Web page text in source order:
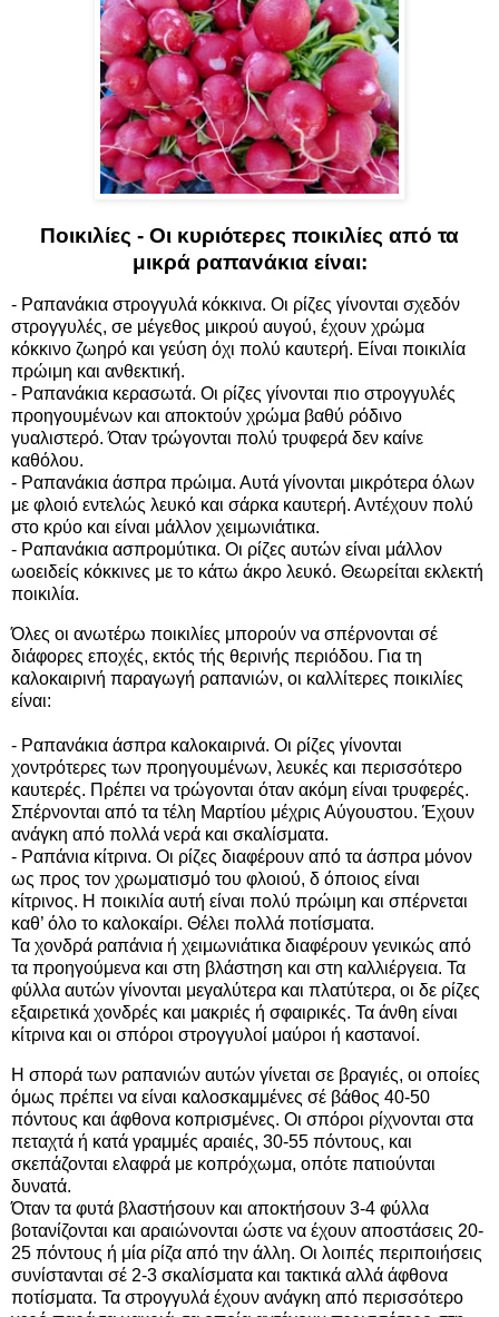
Ποικιλίες - Οι κυριότερες ποικιλίες από τα
μικρά ραπανάκια είναι:
- Ραπανάκια στρογγυλά κόκκινα. Οι ρίζες γίνονται σχεδόν
στρογγυλές, σe μέγεθος μικρού αυγού, έχουν χρώμα
κόκκινο ζωηρό και γεύση όχι πολύ καυτερή. Είναι ποικιλία
πρώιμη και ανθεκτική.
- Ραπανάκια κερασωτά. Οι ρίζες γίνονται πιο στρογγυλές
προηγουμένων και αποκτούν χρώμα βαθύ ρόδινο
γυαλιστερό. Όταν τρώγονται πολύ τρυφερά δεν καίνε
καθόλου.
- Ραπανάκια άσπρα πρώιμα. Αυτά γίνονται μικρότερα όλων
με φλοιό εντελώς λευκό και σάρκα καυτερή. Αντέχουν πολύ
στο κρύο και είναι μάλλον χειμωνιάτικα.
- Ραπανάκια ασπρομύτικα. Οι ρίζες αυτών είναι μάλλον
ωοειδείς κόκκινες με το κάτω άκρο λευκό. Θεωρείται εκλεκτή
ποικιλία.
Όλες οι ανωτέρω ποικιλίες μπορούν να σπέρνονται σέ
διάφορες εποχές, εκτός τής θερινής περιόδου. Για τη
καλοκαιρινή παραγωγή ραπανιών, οι καλλίτερες ποικιλίες
είναι:
- Ραπανάκια άσπρα καλοκαιρινά. Οι ρίζες γίνονται
χοντρότερες των προηγουμένων, λευκές και περισσότερο
καυτερές. Πρέπει να τρώγονται όταν ακόμη είναι τρυφερές.
Σπέρνονται από τα τέλη Μαρτίου μέχρις Αύγουστου. Έχουν
ανάγκη από πολλά νερά και σκαλίσματα.
- Ραπάνια κίτρινα. Οι ρίζες διαφέρουν από τα άσπρα μόνον
ως προς τον χρωματισμό του φλοιού, δ όποιος είναι
κίτρινος. Η ποικιλία αυτή είναι πολύ πρώιμη και σπέρνεται
καθ’ όλο το καλοκαίρι. Θέλει πολλά ποτίσματα.
Τα χονδρά ραπάνια ή χειμωνιάτικα διαφέρουν γενικώς από
τα προηγούμενα και στη βλάστηση και στη καλλιέργεια. Τα
φύλλα αυτών γίνονται μεγαλύτερα και πλατύτερα, οι δε ρίζες
εξαιρετικά χονδρές και μακριές ή σφαιρικές. Τα άνθη είναι
κίτρινα και οι σπόροι στρογγυλοί μαύροι ή καστανοί.
Η σπορά των ραπανιών αυτών γίνεται σε βραγιές, οι οποίες
όμως πρέπει να είναι καλοσκαμμένες σέ βάθος 40-50
πόντους και άφθονα κοπρισμένες. Οι σπόροι ρίχνονται στα
πεταχτά ή κατά γραμμές αραιές, 30-55 πόντους, και
σκεπάζονται ελαφρά με κοπρόχωμα, οπότε πατιούνται
δυνατά.
Όταν τα φυτά βλαστήσουν και αποκτήσουν 3-4 φύλλα
βοτανίζονται και αραιώνονται ώστε να έχουν αποστάσεις 20-
25 πόντους ή μία ρίζα από την άλλη. Οι λοιπές περιποιήσεις
συνίστανται σέ 2-3 σκαλίσματα και τακτικά αλλά άφθονα
ποτίσματα. Τα στρογγυλά έχουν ανάγκη από περισσότερο